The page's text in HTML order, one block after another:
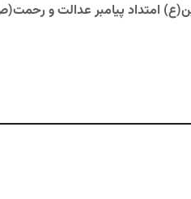
امتداد پیامبر عدالت و